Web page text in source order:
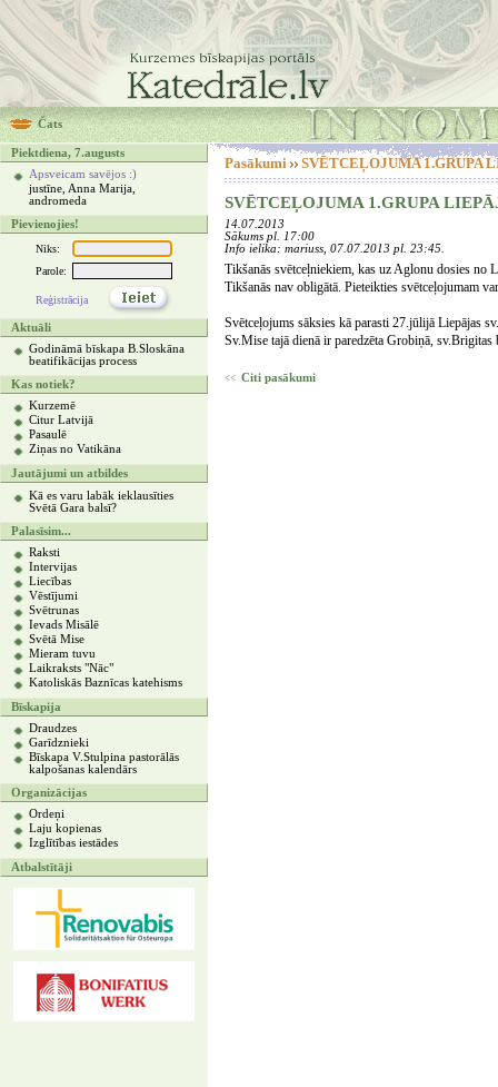
Čats
Piektdiena, 7.augusts
Apsveicam savējos :)
justīne, Anna Marija,
andromeda
Pievienojies!
Niks:
Parole:
Reģistrācija
Aktuāli
Godināmā bīskapa B.Sloskāna
beatifikācijas process
Kas notiek?
Kurzemē
Citur Latvijā
Pasaulē
Ziņas no Vatikāna
Jautājumi un atbildes
Kā es varu labāk ieklausīties
Svētā Gara balsī?
Palasīsim...
Raksti
Intervijas
Liecības
Vēstījumi
Svētrunas
Ievads Misālē
Svētā Mise
Mieram tuvu
Laikraksts "Nāc"
Katoliskās Baznīcas katehisms
Bīskapija
Draudzes
Garīdznieki
Bīskapa V.Stulpina pastorālās
kalpošanas kalendārs
Organizācijas
Ordeņi
Laju kopienas
Izglītības iestādes
Atbalstītāji
Pasākumi SVĒTCEĻOJUMA 1.GRUPA
SVĒTCEĻOJUMA 1.GRUPA
14.07.2013
Sākums pl. 17:00
Info ielika: mariuss, 07.07.2013 pl. 23:45.
Tikšanās svētceļniekiem, kas uz Aglonu dosies no
Tikšanās nav obligātā. Pieteikties svētceļojumam
Svētceļojums sāksies kā parasti 27.jūlijā Liepājas
Sv.Mise tajā dienā ir paredzēta Grobiņā, sv.Brigitas
<< Citi pasākumi